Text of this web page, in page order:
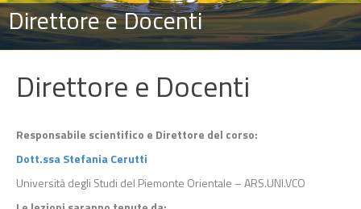
Direttore e Docenti
Direttore e Docenti
Responsabile scientifico e Direttore del corso:
Dott.ssa Stefania Cerutti
Università degli Studi del Piemonte Orientale – ARS.UNI.VCO